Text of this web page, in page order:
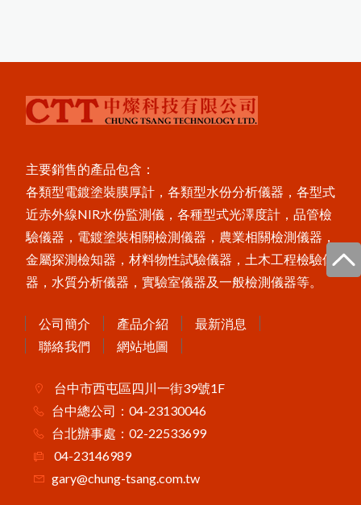
P
o
s
i
T
e
c
t
o
r
6
0
0
0
F
X
S
X
t
r
e
m
e
耐
高
溫
專
用
膜
厚
計
測
頭
磁
吸
環
式
B
r
e
s
l
e
T
e
s
t
金
屬
表
面
含
鹽
量
測
定
儀
X3001數字式附著強度測試儀
P
o
s
T
e
s
t
P
C
非
接
觸
式
粉
體
厚
度
測
美
國
P
o
s
i
T
e
c
t
o
r
6
0
0
0
膜
厚
計
台
灣
區
主
要
代
理
商
-
-
中
燦
科
技
P
o
si
T
e
c
t
o
r
B
H
I
電
子
式
巴
可
硬
度計
MT-200木屑水分計
P
o
s
i
T
e
c
t
o
r
C
M
M
I
S
混
凝
土
定
點
濕
度
監
測
器
FD-660紅外線水分計
Novo-Curve小物光澤度計
LZ-990雙功能膜厚計
主要銷售的產品包含：
各類型電鍍塗裝膜厚計，各類型水份分析儀器，各型式
近赤外線NIR水份監測儀，各種型式光澤度計，品管檢
驗儀器，電鍍塗裝相關檢測儀器，農業相關檢測儀器，
金屬探測檢知器，材料物性試驗儀器，土木工程檢驗儀
器，水質分析儀器，實驗室儀器及一般檢測儀器等。
公司簡介 產品介紹
最新消息
聯絡我們
網站地圖
台中市西屯區四川一街39號1F
台中總公司：04-23130046
台北辦事處：02-22533699
04-23146989
gary@chung-tsang.com.tw